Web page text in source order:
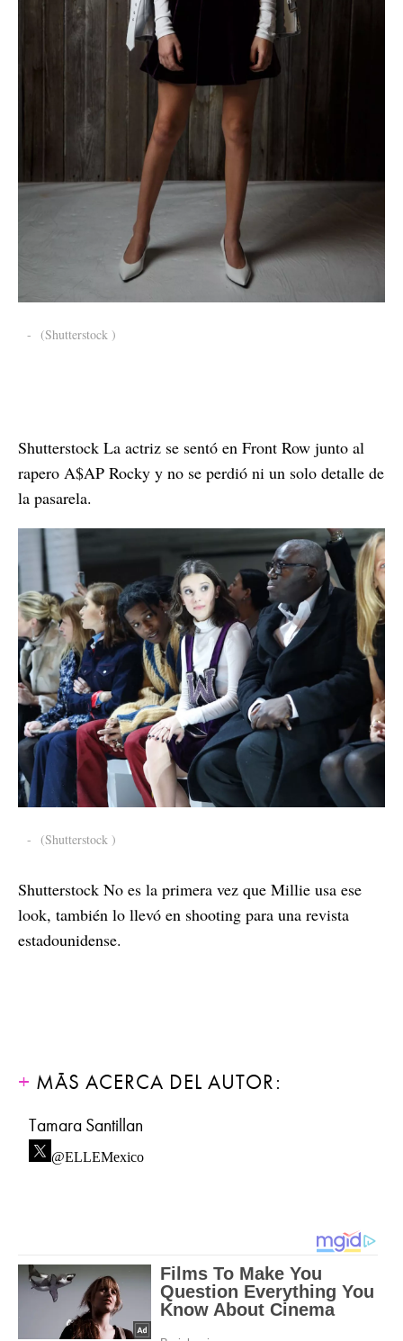
- (Shutterstock )
Shutterstock La actriz se sentó en Front Row junto al
rapero A$AP Rocky y no se perdió ni un solo detalle de
la pasarela.
- (Shutterstock )
Shutterstock No es la primera vez que Millie usa ese
look, también lo llevó en shooting para una revista
estadounidense.
MÁS ACERCA DEL AUTOR:
Tamara Santillan
@ELLEMexico